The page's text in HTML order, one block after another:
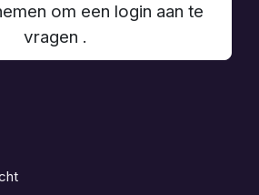
om een login aan te
vragen .